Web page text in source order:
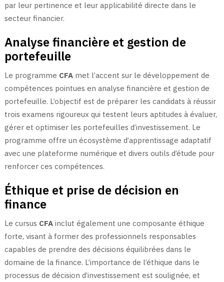
par leur pertinence et leur applicabilité directe dans le
secteur financier.
Analyse financière et gestion de
portefeuille
Le programme CFAmet l’accent sur le développement de
compétences pointues en analyse financière et gestion de
portefeuille. L’objectif est de préparer les candidats à réussir
trois examens rigoureux qui testent leurs aptitudes à évaluer,
gérer et optimiser les portefeuilles d’investissement. Le
programme offre un écosystème d’apprentissage adaptatif
avec une plateforme numérique et divers outils d’étude pour
renforcer ces compétences.
Éthique et prise de décision en
finance
Le cursus CFAinclut également une composante éthique
forte, visant à former des professionnels responsables
capables de prendre des décisions équilibrées dans le
domaine de la finance. L’importance de l’éthique dans le
processus de décision d’investissement est soulignée, et